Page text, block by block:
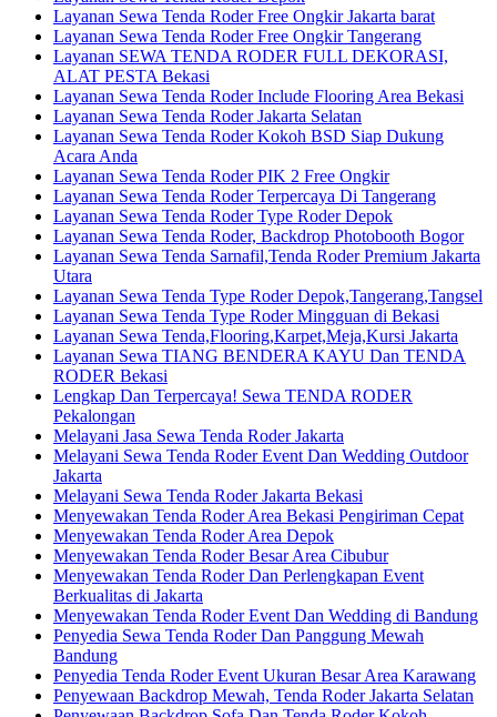
Layanan Sewa Tenda Roder Free Ongkir Jakarta barat
Layanan Sewa Tenda Roder Free Ongkir Tangerang
Layanan SEWA TENDA RODER FULL DEKORASI,
ALAT PESTA Bekasi
Layanan Sewa Tenda Roder Include Flooring Area Bekasi
Layanan Sewa Tenda Roder Jakarta Selatan
Layanan Sewa Tenda Roder Kokoh BSD Siap Dukung
Acara Anda
Layanan Sewa Tenda Roder PIK 2 Free Ongkir
Layanan Sewa Tenda Roder Terpercaya Di Tangerang
Layanan Sewa Tenda Roder Type Roder Depok
Layanan Sewa Tenda Roder, Backdrop Photobooth Bogor
Layanan Sewa Tenda Sarnafil,Tenda Roder Premium Jakarta
Utara
Layanan Sewa Tenda Type Roder Depok,Tangerang,Tangsel
Layanan Sewa Tenda Type Roder Mingguan di Bekasi
Layanan Sewa Tenda,Flooring,Karpet,Meja,Kursi Jakarta
Layanan Sewa TIANG BENDERA KAYU Dan TENDA
RODER Bekasi
Lengkap Dan Terpercaya! Sewa TENDA RODER
Pekalongan
Melayani Jasa Sewa Tenda Roder Jakarta
Melayani Sewa Tenda Roder Event Dan Wedding Outdoor
Jakarta
Melayani Sewa Tenda Roder Jakarta Bekasi
Menyewakan Tenda Roder Area Bekasi Pengiriman Cepat
Menyewakan Tenda Roder Area Depok
Menyewakan Tenda Roder Besar Area Cibubur
Menyewakan Tenda Roder Dan Perlengkapan Event
Berkualitas di Jakarta
Menyewakan Tenda Roder Event Dan Wedding di Bandung
Penyedia Sewa Tenda Roder Dan Panggung Mewah
Bandung
Penyedia Tenda Roder Event Ukuran Besar Area Karawang
Penyewaan Backdrop Mewah, Tenda Roder Jakarta Selatan